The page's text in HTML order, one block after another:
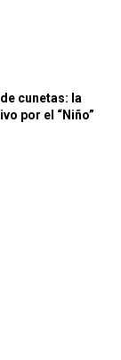
cunetas: la
por el “Niño”